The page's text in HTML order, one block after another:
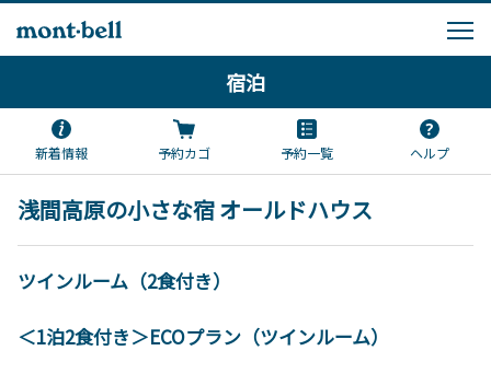
宿泊
新着情報 予約カゴ 予約一覧 ヘルプ
浅間高原の小さな宿 オールドハウス
ツインルーム（2食付き）
＜1泊2食付き＞ECOプラン（ツインルーム）